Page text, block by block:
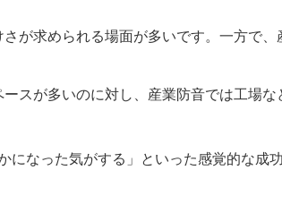
が求められる場面が多いです。一方で、
スが多いのに対し、産業防音では工場
になった気がする」といった感覚的な成